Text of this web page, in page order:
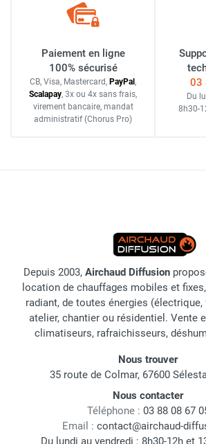
Paiement en ligne
100% sécurisé
CB, Visa, Mastercard, PayPal ,
Scalapay, 3x ou 4x sans frais,
virement bancaire, mandat
administratif (Chorus Pro)
03
Du
8h30-
Depuis 2003, Airchaud Diffusion
location de chauffages mobiles et
radiant, de toutes énergies (électrique,
atelier, chantier ou résidentiel. Vente
climatiseurs, rafraichisseurs,
Nous trouver
35 route de Colmar, 67600
Nous contacter
Téléphone : 03 88 08 67
Email : contact@airchaud-
Du lundi au vendredi : 8h30-12h et